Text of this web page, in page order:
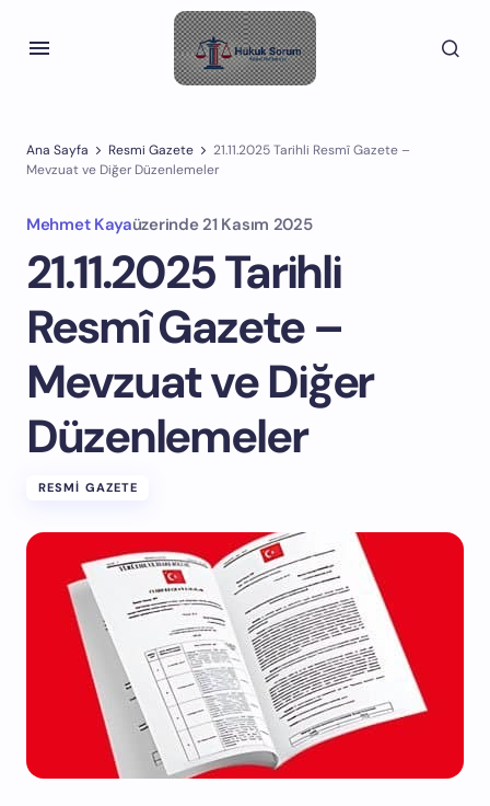
Ana Sayfa Resmi Gazete
21.11.2025 Tarihli Resmî Gazete –
Mevzuat ve Diğer Düzenlemeler
Mehmet Kayaüzerinde 21 Kasım 2025
21.11.2025 Tarihli
Resmî Gazete –
Mevzuat ve Diğer
Düzenlemeler
RESMI GAZETE